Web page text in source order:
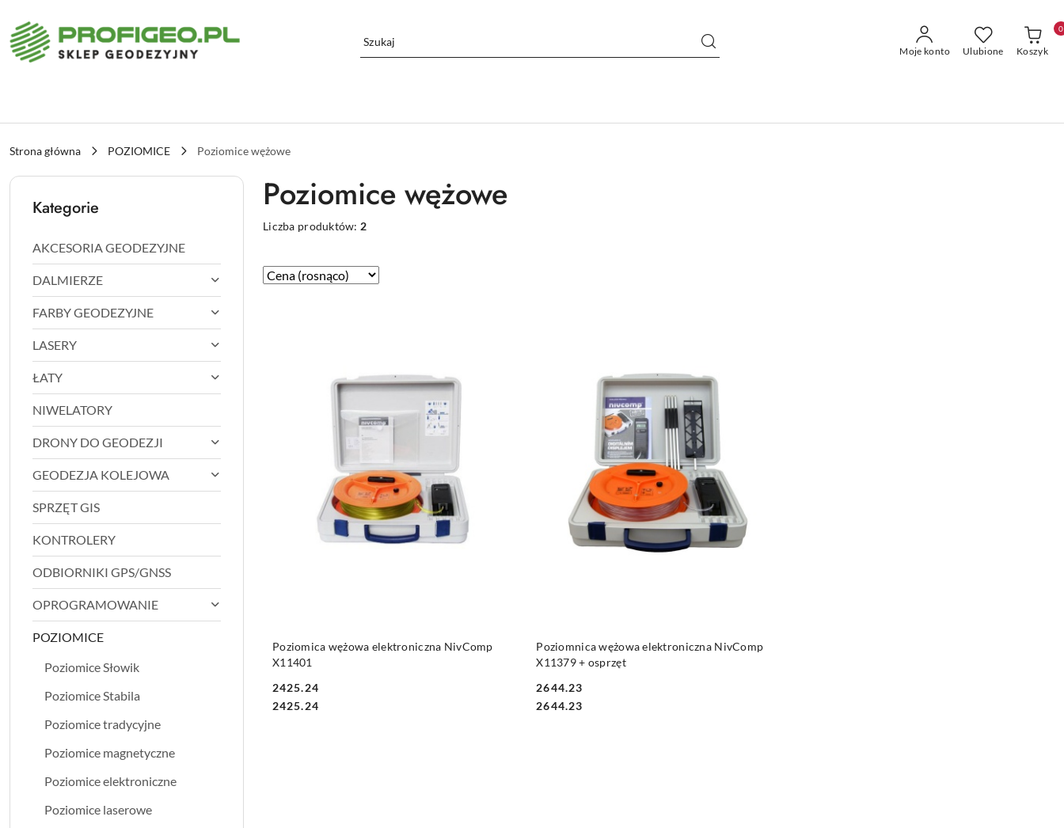
Moje konto Ulubione Koszyk
0
Strona główna POZIOMICE Poziomice wężowe
Kategorie
AKCESORIA GEODEZYJNE
DALMIERZE
FARBY GEODEZYJNE
LASERY
ŁATY
NIWELATORY
DRONY DO GEODEZJI
GEODEZJA KOLEJOWA
SPRZĘT GIS
KONTROLERY
ODBIORNIKI GPS/GNSS
OPROGRAMOWANIE
POZIOMICE
Poziomice Słowik
Poziomice Stabila
Poziomice tradycyjne
Poziomice magnetyczne
Poziomice elektroniczne
Poziomice laserowe
Poziomice wężowe
Liczba produktów: 2
Zastosowano
Sortuj
Poziomica wężowa elektroniczna NivComp
X11401
Cena:
2425.24
Cena:
2425.24
Poziomnica wężowa elektroniczna NivComp
X11379 + osprzęt
Cena:
2644.23
Cena:
2644.23